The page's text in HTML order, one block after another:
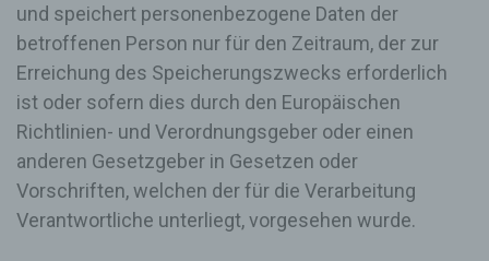
und speichert personenbezogene Daten der
betroffenen Person nur für den Zeitraum, der zur
Erreichung des Speicherungszwecks erforderlich
ist oder sofern dies durch den Europäischen
Richtlinien- und Verordnungsgeber oder einen
anderen Gesetzgeber in Gesetzen oder
Vorschriften, welchen der für die Verarbeitung
Verantwortliche unterliegt, vorgesehen wurde.
(ISP) der betroffenen Person vergebene IP-
Adresse mitprotokolliert. Diese Speicherung der
IP-Adresse erfolgt aus Sicherheitsgründen und für
den Fall, dass die betroffene Person durch einen
abgegebenen Kommentar die Rechte Dritter
verletzt oder rechtswidrige Inhalte postet. Die
Speicherung dieser personenbezogenen Daten
erfolgt daher im eigenen Interesse des für die
Verarbeitung Verantwortlichen, damit sich dieser
im Falle einer Rechtsverletzung gegebenenfalls
exkulpieren könnte. Es erfolgt keine Weitergabe